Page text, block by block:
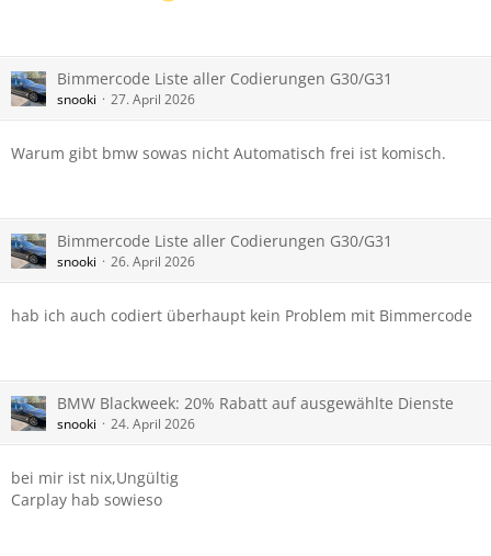
Bimmercode Liste aller Codierungen G30/G31
snooki 27. April 2026
Warum gibt bmw sowas nicht Automatisch frei ist komisch.
Bimmercode Liste aller Codierungen G30/G31
snooki 26. April 2026
hab ich auch codiert überhaupt kein Problem mit Bimmercode
BMW Blackweek: 20% Rabatt auf ausgewählte Dienste
snooki 24. April 2026
bei mir ist nix,Ungültig
Carplay hab sowieso